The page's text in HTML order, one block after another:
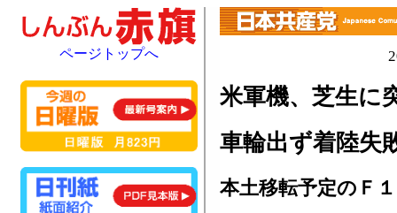
米軍機、芝生に
車輪出ず着陸失
本土移転予定のＦ
ページトップへ